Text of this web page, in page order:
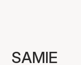
SAMIE